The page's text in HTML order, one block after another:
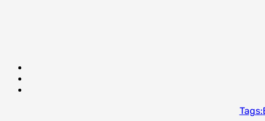
Tags: